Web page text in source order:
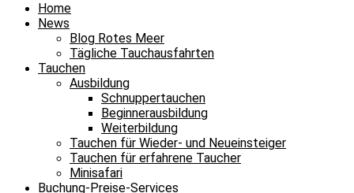
Home
News
Blog Rotes Meer
Tägliche Tauchausfahrten
Tauchen
Ausbildung
Schnuppertauchen
Beginnerausbildung
Weiterbildung
Tauchen für Wieder- und Neueinsteiger
Tauchen für erfahrene Taucher
Minisafari
Buchung-Preise-Services